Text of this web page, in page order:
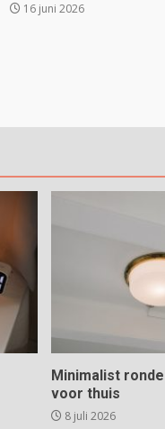
16 juni 2026
Minimalist
voor thuis
8 juli 2026